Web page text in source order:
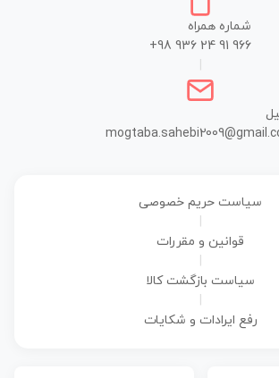
شماره همراه
+98 936 24 91 966
سیاست حریم خصوصی
قوانین و مقررات
سیاست بازگشت کالا
رفع ایرادات و شکایات